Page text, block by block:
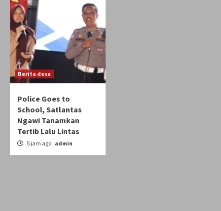
Berita desa
Police Goes to
School, Satlantas
Ngawi Tanamkan
Tertib Lalu Lintas
5 jam ago admin